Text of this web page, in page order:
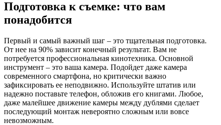
Подготовка к съемке: что вам
понадобится
Первый и самый важный шаг – это тщательная подготовка.
От нее на 90% зависит конечный результат. Вам не
потребуется профессиональная кинотехника. Основной
инструмент – это ваша камера. Подойдет даже камера
современного смартфона, но критически важно
зафиксировать ее неподвижно. Используйте штатив или
надежно поставьте телефон, обложив его книгами. Любое,
даже малейшее движение камеры между дублями сделает
последующий монтаж невероятно сложным или вовсе
невозможным.